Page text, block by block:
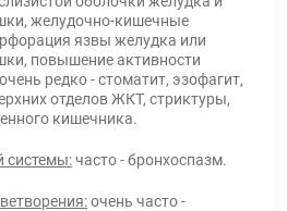
желудочно-кишечные
язвы желудка или
повышение активности
редко - стоматит, эзофагит,
отделов ЖКТ, стриктуры,
кишечника.
системы:часто - бронхоспазм.
очень часто -